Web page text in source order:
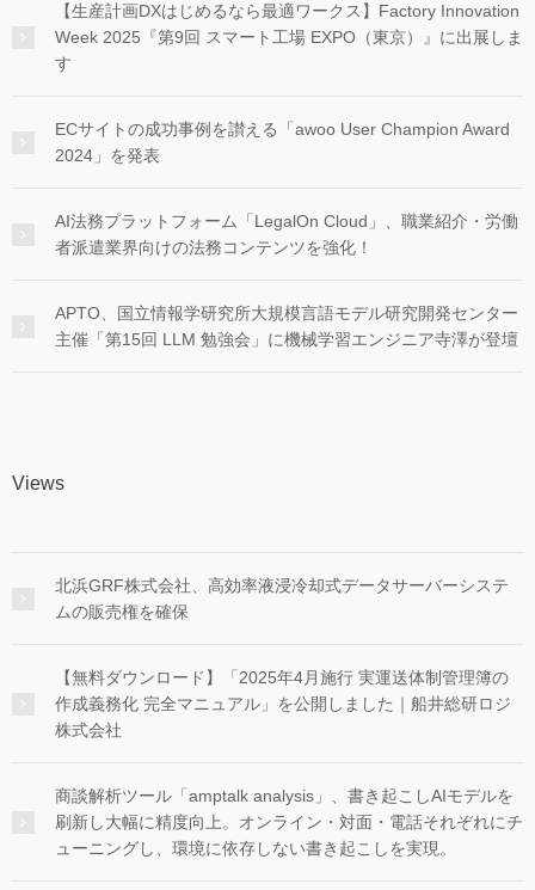
【生産計画DXはじめるなら最適ワークス】Factory Innovation
Week 2025『第9回 スマート工場 EXPO（東京）』に出展しま
す
ECサイトの成功事例を讃える「awoo User Champion Award
2024」を発表
AI法務プラットフォーム「LegalOn Cloud」、職業紹介・労働
者派遣業界向けの法務コンテンツを強化！
APTO、国立情報学研究所大規模言語モデル研究開発センター
主催「第15回 LLM 勉強会」に機械学習エンジニア寺澤が登壇
Views
北浜GRF株式会社、高効率液浸冷却式データサーバーシステ
ムの販売権を確保
【無料ダウンロード】「2025年4月施行 実運送体制管理簿の
作成義務化 完全マニュアル」を公開しました｜船井総研ロジ
株式会社
商談解析ツール「amptalk analysis」、書き起こしAIモデルを
刷新し大幅に精度向上。オンライン・対面・電話それぞれにチ
ューニングし、環境に依存しない書き起こしを実現。